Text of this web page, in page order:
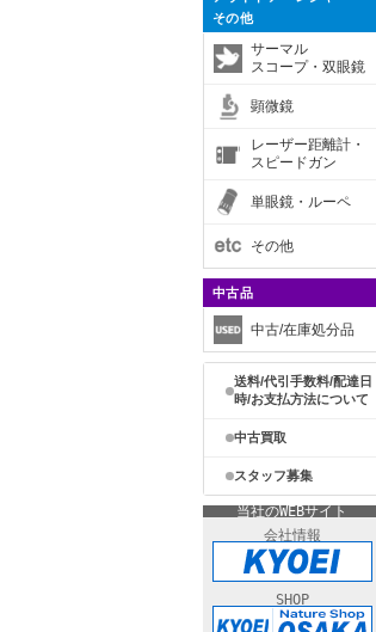
その他
サーマル
スコープ・双眼鏡
顕微鏡
レーザー距離計・
スピードガン
単眼鏡・ルーペ
その他
中古品
中古/在庫処分品
送料/代引手数料/配達日
時/お支払方法について
中古買取
スタッフ募集
当社のWEBサイト
会社情報
SHOP